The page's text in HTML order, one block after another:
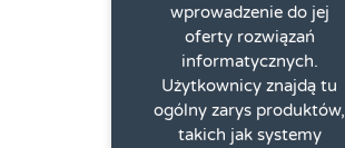
wprowadzenie do jej
oferty rozwiązań
informatycznych.
Użytkownicy znajdą tu
ogólny zarys produktów,
takich jak systemy